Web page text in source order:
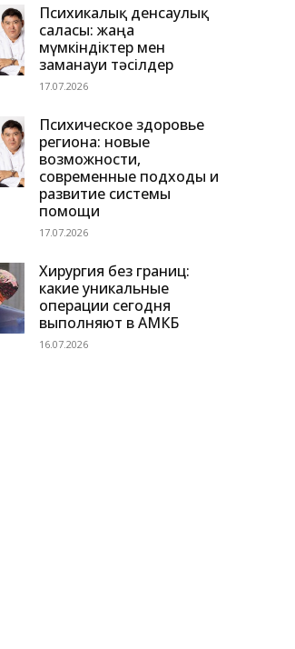
Психикалық денсаулық
саласы: жаңа
мүмкіндіктер мен
заманауи тәсілдер
17.07.2026
Психическое здоровье
региона: новые
возможности,
современные подходы и
развитие системы
помощи
17.07.2026
Хирургия без границ:
какие уникальные
операции сегодня
выполняют в АМКБ
16.07.2026